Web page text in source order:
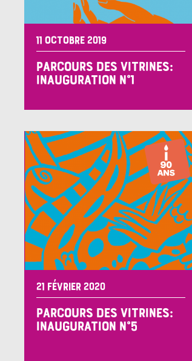
11 OCTOBRE 2019
PARCOURS DES VITRINES:
INAUGURATION N°1
21 FÉVRIER 2020
PARCOURS DES VITRINES:
INAUGURATION N°5